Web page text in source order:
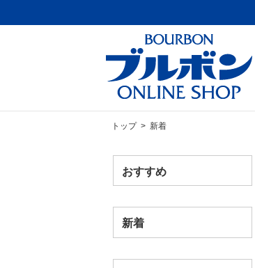
トップ> 新着
おすすめ
新着